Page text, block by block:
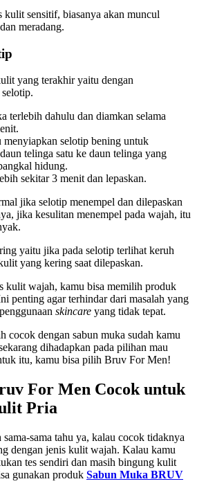
kulit sensitif, biasanya akan muncul
meradang.
yang terakhir yaitu dengan
terlebih dahulu dan diamkan selama
menyiapkan selotip bening untuk
telinga satu ke daun telinga yang
hidung.
sekitar 3 menit dan lepaskan.
jika selotip menempel dan dilepaskan
jika kesulitan menempel pada wajah, itu
yaitu jika pada selotip terlihat keruh
yang kering saat dilepaskan.
kulit wajah, kamu bisa memilih produk
penting agar terhindar dari masalah yang
skincare yang tidak tepat.
cocok dengan sabun muka sudah kamu
dihadapkan pada pilihan mau
itu, kamu bisa pilih Bruv For Men!
For Men Cocok untuk
Pria
sama tahu ya, kalau cocok tidaknya
dengan jenis kulit wajah. Kalau kamu
tes sendiri dan masih bingung kulit
gunakan produk Sabun Muka BRUV